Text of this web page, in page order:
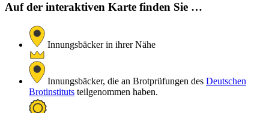
Auf der interaktiven Karte finden Sie …
Innungsbäcker in ihrer Nähe
Innungsbäcker, die an Brotprüfungen des Deutschen
Brotinstituts teilgenommen haben.